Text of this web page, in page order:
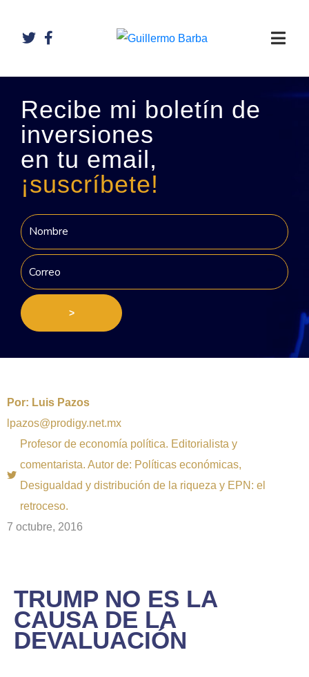
Recibe mi boletín de
inversiones
en tu email,
¡suscríbete!
>
Por: Luis Pazos
lpazos@prodigy.net.mx
Profesor de economía política. Editorialista y
comentarista. Autor de: Políticas económicas,
Desigualdad y distribución de la riqueza y EPN: el
retroceso.
7 octubre, 2016
TRUMP NO ES LA
CAUSA DE LA
DEVALUACIÓN